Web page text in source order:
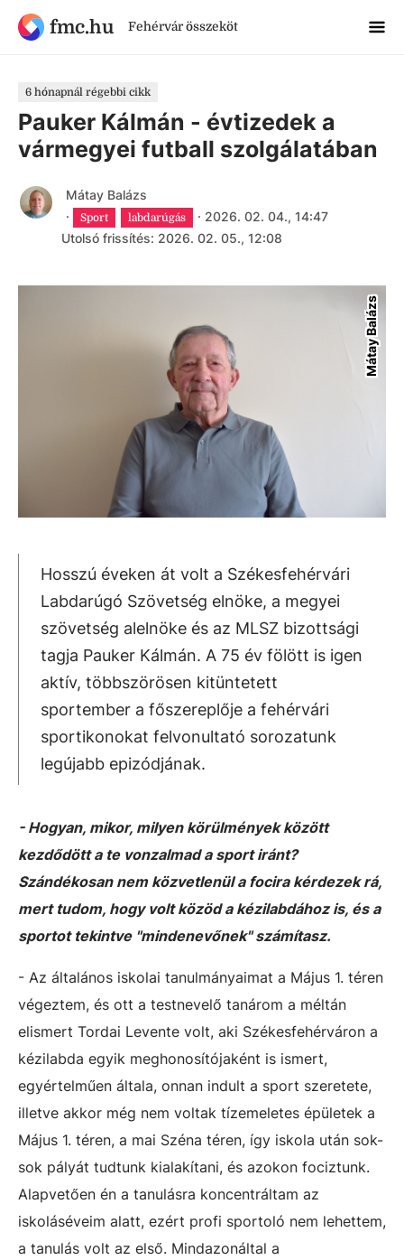
fmc.hu Fehérvár összeköt
6 hónapnál régebbi cikk
Pauker Kálmán - évtizedek a
vármegyei futball szolgálatában
Mátay Balázs
·
Sport labdarúgás · 2026. 02. 04., 14:47
Utolsó frissítés: 2026. 02. 05., 12:08
Mátay Balázs
Hosszú éveken át volt a Székesfehérvári
Labdarúgó Szövetség elnöke, a megyei
szövetség alelnöke és az MLSZ bizottsági
tagja Pauker Kálmán. A 75 év fölött is igen
aktív, többszörösen kitüntetett
sportember a főszereplője a fehérvári
sportikonokat felvonultató sorozatunk
legújabb epizódjának.
- Hogyan, mikor, milyen körülmények között
kezdődött a te vonzalmad a sport iránt?
Szándékosan nem közvetlenül a focira kérdezek rá,
mert tudom, hogy volt közöd a kézilabdához is, és a
sportot tekintve "mindenevőnek" számítasz.
- Az általános iskolai tanulmányaimat a Május 1. téren
végeztem, és ott a testnevelő tanárom a méltán
elismert Tordai Levente volt, aki Székesfehérváron a
kézilabda egyik meghonosítójaként is ismert,
egyértelműen általa, onnan indult a sport szeretete,
illetve akkor még nem voltak tízemeletes épületek a
Május 1. téren, a mai Széna téren, így iskola után sok-
sok pályát tudtunk kialakítani, és azokon fociztunk.
Alapvetően én a tanulásra koncentráltam az
iskoláséveim alatt, ezért profi sportoló nem lehettem,
a tanulás volt az első. Mindazonáltal a